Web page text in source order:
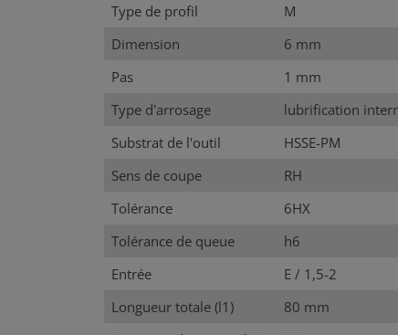
Type de profil
M
Dimension
6 mm
Pas
1 mm
Type d'arrosage
lubrification
Substrat de l'outil
HSSE-PM
Sens de coupe
RH
Tolérance
6HX
Tolérance de queue
h6
Entrée
E / 1,5-2
Longueur totale (l1)
80 mm